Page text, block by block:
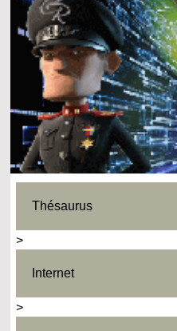
Thésaurus
>
Internet
>